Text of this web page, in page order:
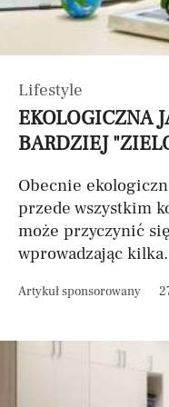
Lifestyle
EKOLOGICZNA
BARDZIEJ
Obecnie
przede wszystkim
może przyczynić
wprowadzając
Artykuł sponsorowany